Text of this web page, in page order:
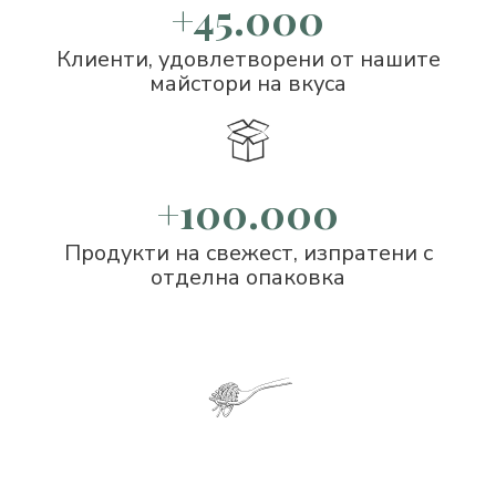
+45.000
Клиенти, удовлетворени от нашите
майстори на вкуса
+100.000
Продукти на свежест, изпратени с
отделна опаковка